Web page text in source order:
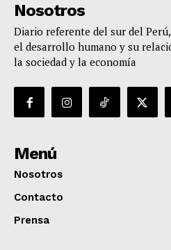
Nosotros
Diario referente del sur del
el desarrollo humano y su
la sociedad y la economía
Menú
Nosotros
Contacto
Prensa